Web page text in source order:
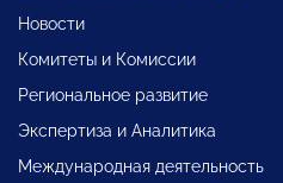
Новости
Комитеты и Комиссии
Региональное развитие
Экспертиза и Аналитика
Международная деятельность